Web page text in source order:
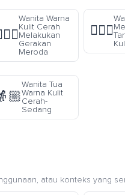
Wanita Warna
Kulit Cerah
Melakukan
Gerakan
Meroda
💁🏽‍♀️
Wanita Tua
Warna Kulit
Cerah-
Sedang
atau konteks yang